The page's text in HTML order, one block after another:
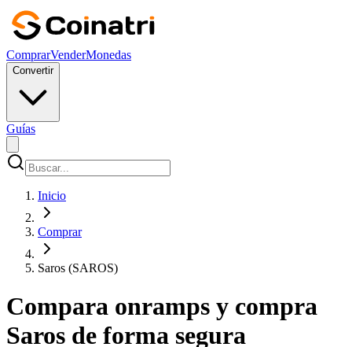
ComprarVenderMonedas
Convertir
Guías
Inicio
Comprar
Saros (SAROS)
Compara onramps y compra
Saros de forma segura